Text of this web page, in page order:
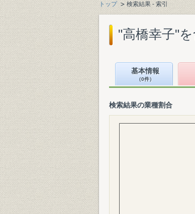
トップ 検索結果 - 索引
"高橋幸子"
基本情報
（0件）
検索結果の業種割合